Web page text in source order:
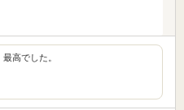
高でした。